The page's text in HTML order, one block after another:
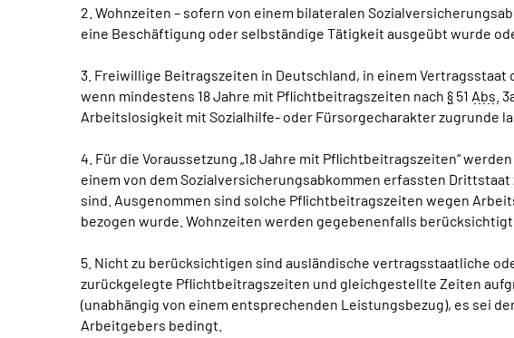
2. Wohnzeiten – sofern von einem bilateralen
eine Beschäftigung oder selbständige Tätigkeit ausgeübt wurde
3. Freiwillige Beitragszeiten in Deutschland, in einem
wenn mindestens 18 Jahre mit Pflichtbeitragszeiten nach § 51 Abs.
Arbeitslosigkeit mit Sozialhilfe- oder Fürsorgecharakter zugrunde
4. Für die Voraussetzung „18 Jahre mit Pflichtbeitragszeiten“
einem von dem Sozialversicherungsabkommen erfassten
sind. Ausgenommen sind solche Pflichtbeitragszeiten wegen
bezogen wurde. Wohnzeiten werden gegebenenfalls
5. Nicht zu berücksichtigen sind ausländische vertragsstaatliche
zurückgelegte Pflichtbeitragszeiten und gleichgestellte Zeiten
(unabhängig von einem entsprechenden Leistungsbezug), es sei
Arbeitgebers bedingt.